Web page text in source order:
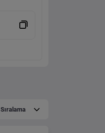
Sıralama